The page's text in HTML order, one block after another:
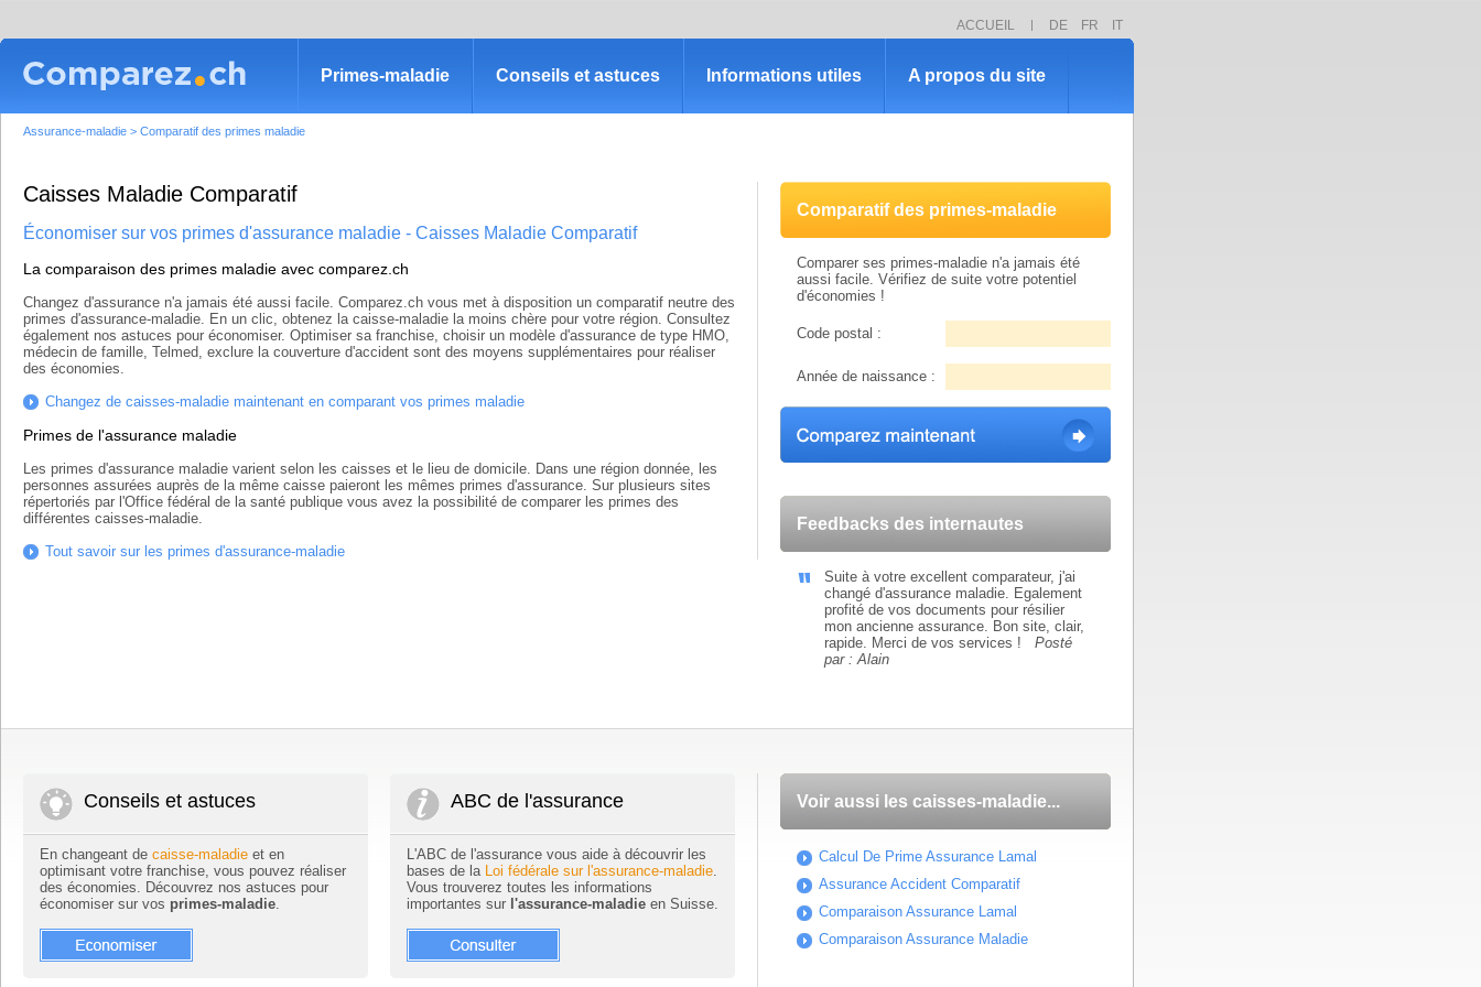
ACCUEIL DE FR IT
Primes-maladie Conseils et astuces Informations utiles A propos du site
Assurance-maladie > Comparatif des primes maladie
Caisses Maladie Comparatif
Économiser sur vos primes d'assurance maladie - Caisses Maladie Comparatif
La comparaison des primes maladie avec comparez.ch
Changez d'assurance n'a jamais été aussi facile. Comparez.ch vous met à disposition un comparatif neutre des
primes d'assurance-maladie. En un clic, obtenez la caisse-maladie la moins chère pour votre région. Consultez
également nos astuces pour économiser. Optimiser sa franchise, choisir un modèle d'assurance de type HMO,
médecin de famille, Telmed, exclure la couverture d'accident sont des moyens supplémentaires pour réaliser
des économies.
Changez de caisses-maladie maintenant en comparant vos primes maladie
Primes de l'assurance maladie
Les primes d'assurance maladie varient selon les caisses et le lieu de domicile. Dans une région donnée, les
personnes assurées auprès de la même caisse paieront les mêmes primes d'assurance. Sur plusieurs sites
répertoriés par l'Office fédéral de la santé publique vous avez la possibilité de comparer les primes des
différentes caisses-maladie.
Tout savoir sur les primes d'assurance-maladie
Comparatif des primes-maladie
Comparer ses primes-maladie n'a jamais été
aussi facile. Vérifiez de suite votre potentiel
d'économies !
Code postal :
Année de naissance :
Feedbacks des internautes
Suite à votre excellent comparateur, j'ai
changé d'assurance maladie. Egalement
profité de vos documents pour résilier
mon ancienne assurance. Bon site, clair,
rapide. Merci de vos services !
Posté
par : Alain
Conseils et astuces
En changeant de caisse-maladie et en
optimisant votre franchise, vous pouvez réaliser
des économies. Découvrez nos astuces pour
économiser sur vos primes-maladie.
ABC de l'assurance
L'ABC de l'assurance vous aide à découvrir les
bases de la Loi fédérale sur l'assurance-maladie.
Vous trouverez toutes les informations
importantes sur l'assurance-maladie en Suisse.
Voir aussi les caisses-maladie...
Calcul De Prime Assurance Lamal
Assurance Accident Comparatif
Comparaison Assurance Lamal
Comparaison Assurance Maladie